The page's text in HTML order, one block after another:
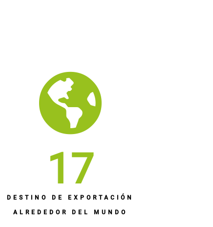
17
DESTINO DE EXPORTACIÓN
ALREDEDOR DEL MUNDO